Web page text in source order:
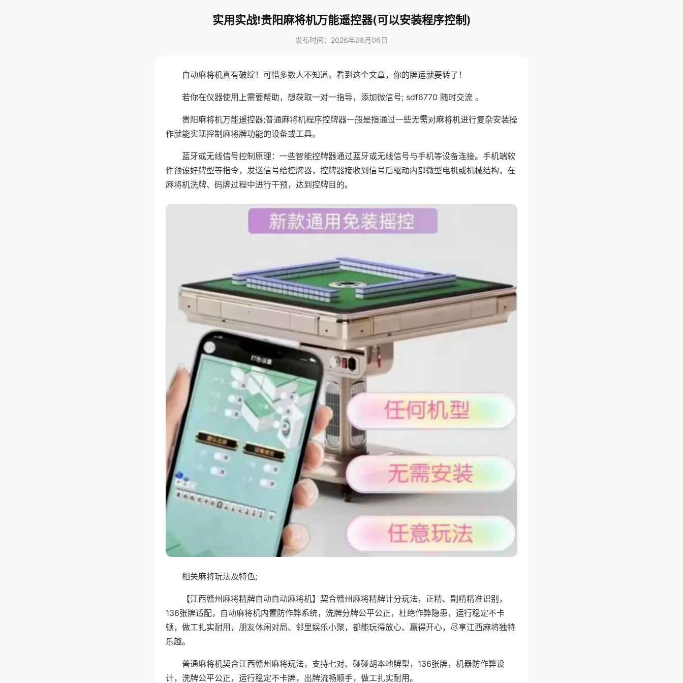
实用实战!贵阳麻将机万能遥控器(可以安装程序控制)
发布时间：2026年08月06日
自动麻将机真有破绽！可惜多数人不知道。看到这个文章，你的牌运就要转了！
若你在仪器使用上需要帮助，想获取一对一指导，添加微信号; sdf6770 随时交流 。
贵阳麻将机万能遥控器;普通麻将机程序控牌器一般是指通过一些无需对麻将机进行复杂安装操
作就能实现控制麻将牌功能的设备或工具。
蓝牙或无线信号控制原理：一些智能控牌器通过蓝牙或无线信号与手机等设备连接。手机端软
件预设好牌型等指令，发送信号给控牌器，控牌器接收到信号后驱动内部微型电机或机械结构，在
麻将机洗牌、码牌过程中进行干预，达到控牌目的。
相关麻将玩法及特色;
【江西赣州麻将精牌自动自动麻将机】契合赣州麻将精牌计分玩法，正精、副精精准识别，
136张牌适配，自动麻将机内置防作弊系统，洗牌分牌公平公正，杜绝作弊隐患，运行稳定不卡
顿，做工扎实耐用，朋友休闲对局、邻里娱乐小聚，都能玩得放心、赢得开心，尽享江西麻将独特
乐趣。
普通麻将机契合江西赣州麻将玩法，支持七对、碰碰胡本地牌型，136张牌，机器防作弊设
计，洗牌公平公正，运行稳定不卡牌，出牌流畅顺手，做工扎实耐用。